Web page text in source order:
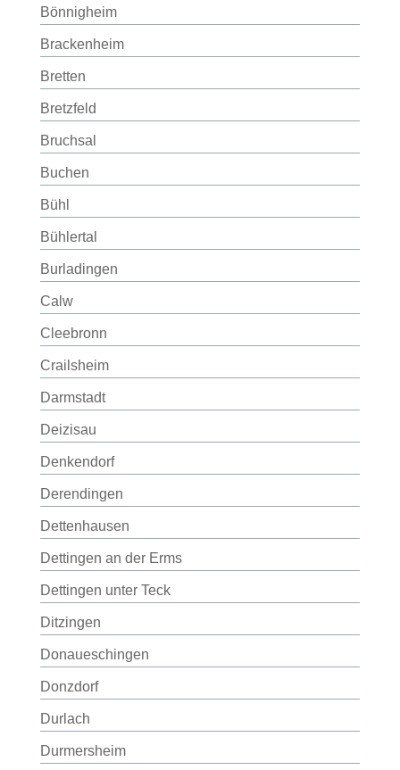
Bönnigheim
Brackenheim
Bretten
Bretzfeld
Bruchsal
Buchen
Bühl
Bühlertal
Burladingen
Calw
Cleebronn
Crailsheim
Darmstadt
Deizisau
Denkendorf
Derendingen
Dettenhausen
Dettingen an der Erms
Dettingen unter Teck
Ditzingen
Donaueschingen
Donzdorf
Durlach
Durmersheim